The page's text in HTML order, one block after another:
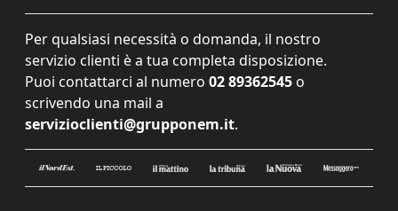
Per qualsiasi necessità o domanda, il nostro
servizio clienti è a tua completa disposizione.
Puoi contattarci al numero 02 89362545 o
scrivendo una mail a
servizioclienti@grupponem.it.